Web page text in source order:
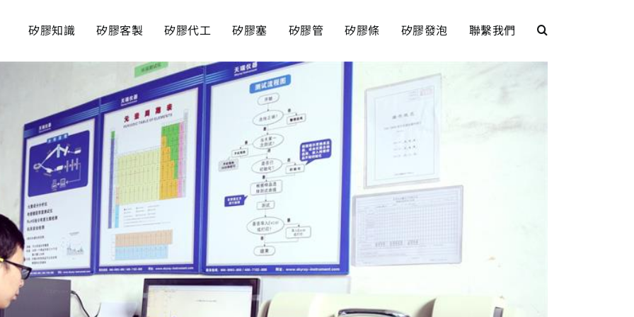
矽膠知識 矽膠客製 矽膠代工 矽膠塞 矽膠管 矽膠條 矽膠發泡 聯繫我們